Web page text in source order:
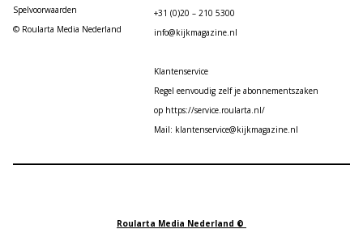
Spelvoorwaarden
© Roularta Media Nederland
+31 (0)20 – 210 5300
info@kijkmagazine.nl
Klantenservice
Regel eenvoudig zelf je abonnementszaken
op https://service.roularta.nl/
Mail: klantenservice@kijkmagazine.nl
Roularta Media Nederland ©